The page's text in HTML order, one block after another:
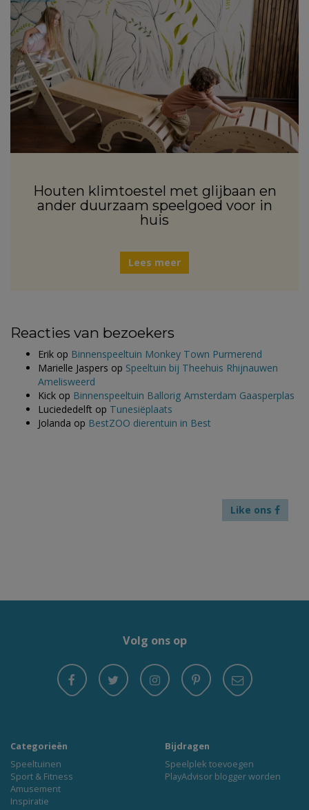
Houten klimtoestel met glijbaan en
ander duurzaam speelgoed voor in
huis
Lees meer
Reacties van bezoekers
Erik op Binnenspeeltuin Monkey Town Purmerend
Marielle Jaspers op Speeltuin bij Theehuis Rhijnauwen
Amelisweerd
Kick op Binnenspeeltuin Ballorig Amsterdam Gaasperplas
Luciededelft op Tunesiëplaats
Jolanda op BestZOO dierentuin in Best
Like ons
Volg ons op
Categorieën
Speeltuinen
Sport & Fitness
Amusement
Inspiratie
Bijdragen
Speelplek toevoegen
PlayAdvisor blogger worden